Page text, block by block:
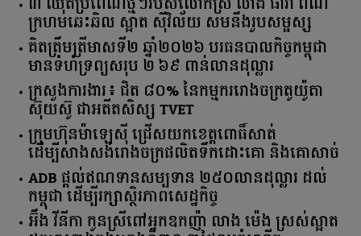
ក្រហមឆេះឆិល ស្អាត ​ស៊ីវិល័យ សមនឹងរូបសម្ផស្ស
គិត​ត្រឹមត្រីមាស​ទី​២​ ​ឆ្នាំ​២០២៦​ បរធន​បាលកិច្ច​កម្ពុជា​ ​
មាន​ទំហំ​ទ្រព្យ​សរុប​ ​២.៦៩​ ​ពាន់លាន​ដុល្លារ​
ក្រសួង​ការងារ​៖ ​ជិត​ ​៨០​% ​នៃ​កម្មករ​រោងចក្រ​តូយ៉ូតា ​
ស៊ុយ​ស៊ូ ​ជា​អតីត​សិស្ស​ ​TVET​
ក្រុមហ៊ុន​ម៉ាឡេស៊ី ជ្រើសយកខេត្ដពោធិ៍សាត់
ដើម្បីសាងសង់រោងចក្រផលិតទឹកដោះគោ និងគោសាច់
ADB ផ្តល់ឥណទានសម្បទាន ២៥០លានដុល្លារ ដល់
កម្ពុជា ដើម្បីរក្សាស្ថិរភាពសេដ្ឋកិច្ច
អ៊ឹង វីនីកា កូនស្រីពៅអ្នកឧកញ៉ា លាង ម៉េង ស្រស់ស្អាត